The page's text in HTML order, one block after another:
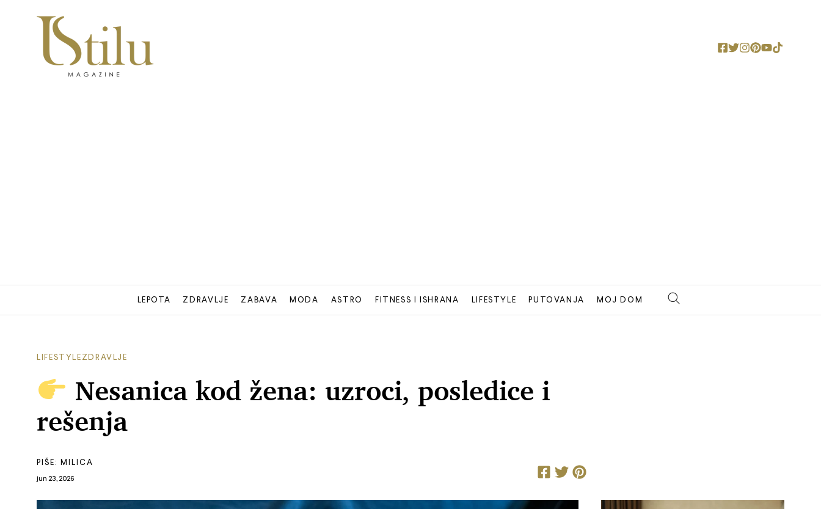
LEPOTA ZDRAVLJE ZABAVA MODA ASTRO FITNESS I ISHRANA LIFESTYLE PUTOVANJA MOJ DOM
LIFESTYLE ZDRAVLJE
Nesanica kod žena: uzroci, posledice i
rešenja
PIŠE: MILICA
jun 23, 2026